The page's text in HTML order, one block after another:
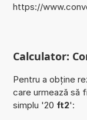
https://
Calculator:
Pentru a obține
care urmează să
simplu '20 ft2':